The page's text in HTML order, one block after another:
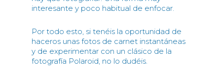
interesante y poco habitual de enfocar.
Por todo esto, si tenéis la oportunidad de
haceros unas fotos de carnet instantáneas
y de experimentar con un clásico de la
fotografía Polaroid, no lo dudéis.